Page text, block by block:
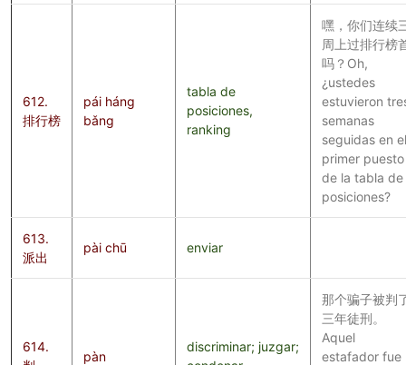
612.
排行榜
pái háng
bǎng
tabla de
posiciones,
ranking
嘿，你们连续
周上过排行榜
吗？Oh,
¿ustedes
estuvieron
semanas
seguidas en el
primer puesto
de la tabla de
posiciones?
613.
派出
pài chū enviar
614.
pàn
discriminar; juzgar;
那个骗子被判
三年徒刑。
Aquel
estafador fue